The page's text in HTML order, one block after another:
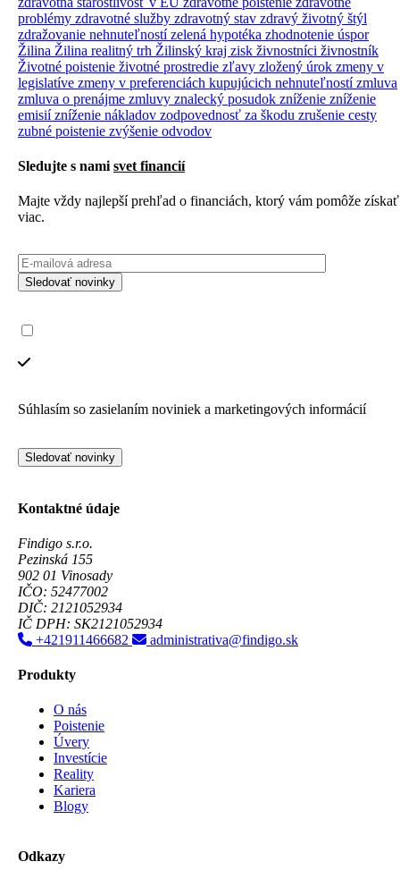
problémy zdravotné služby zdravotný stav zdravý životný štýl
zdražovanie nehnuteľnostízelená hypotéka zhodnotenie úspor
Žilina Žilina realitný trh Žilinský kraj zisk živnostníci živnostník
Životné poistenie životné prostredie zľavy zložený úrok zmeny v
legislatíve zmeny v preferenciách kupujúcich nehnuteľnostízmluva
zmluva o prenájme zmluvy znalecký posudok zníženie zníženie
emisiízníženie nákladov zodpovednosť za škodu zrušenie cesty
zubné poistenie zvýšenie odvodov
Sledujte s nami svet financií
Majte vždy najlepší prehľad o financiách, ktorý vám pomôže získať
viac.
Sledovať novinky
Súhlasím so zasielaním noviniek a marketingových informácií
Sledovať novinky
Kontaktné údaje
Findigo s.r.o.
Pezinská 155
902 01 Vinosady
IČO: 52477002
DIČ: 2121052934
IČ DPH: SK2121052934
+421911466682
administrativa@findigo.sk
Produkty
O nás
Poistenie
Úvery
Investície
Reality
Kariera
Blogy
Odkazy